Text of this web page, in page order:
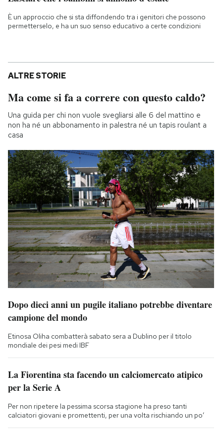
È un approccio che si sta diffondendo tra i genitori che possono
permetterselo, e ha un suo senso educativo a certe condizioni
ALTRE STORIE
Ma come si fa a correre con questo caldo?
Una guida per chi non vuole svegliarsi alle 6 del mattino e
non ha né un abbonamento in palestra né un tapis roulant a
casa
Dopo dieci anni un pugile italiano potrebbe diventare
campione del mondo
Etinosa Oliha combatterà sabato sera a Dublino per il titolo
mondiale dei pesi medi IBF
La Fiorentina sta facendo un calciomercato atipico
per la Serie A
Per non ripetere la pessima scorsa stagione ha preso tanti
calciatori giovani e promettenti, per una volta rischiando un po’